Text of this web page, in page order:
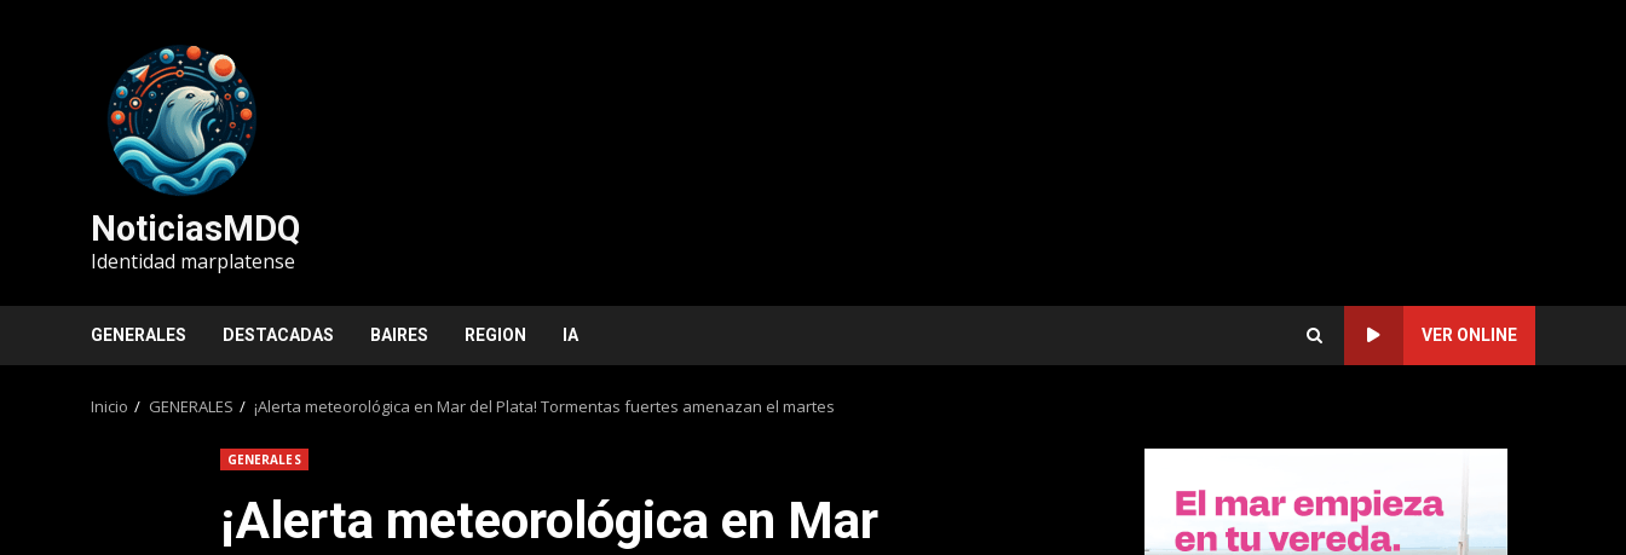
NoticiasMDQ
Identidad marplatense
GENERALES DESTACADAS BAIRES REGION IA VER ONLINE
Inicio GENERALES ¡Alerta meteorológica en Mar del Plata! Tormentas fuertes amenazan el martes
GENERALES
¡Alerta meteorológica en Mar